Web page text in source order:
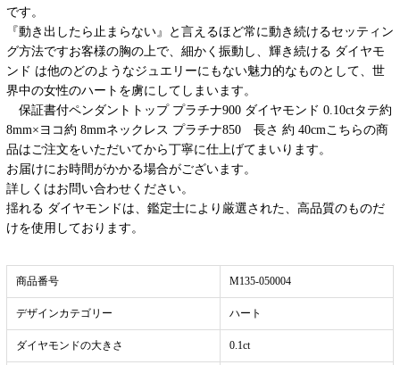
です。
『動き出したら止まらない』と言えるほど常に動き続けるセッティン
グ方法ですお客様の胸の上で、細かく振動し、輝き続ける ダイヤモ
ンド は他のどのようなジュエリーにもない魅力的なものとして、世
界中の女性のハートを虜にしてしまいます。
保証書付ペンダントトップ プラチナ900 ダイヤモンド 0.10ctタテ約
8mm×ヨコ約 8mmネックレス プラチナ850 長さ 約 40cmこちらの商
品はご注文をいただいてから丁寧に仕上げてまいります。
お届けにお時間がかかる場合がございます。
詳しくはお問い合わせください。
揺れる ダイヤモンドは、鑑定士により厳選された、高品質のものだ
けを使用しております。
商品番号 M135-050004
デザインカテゴリー ハート
ダイヤモンドの大きさ 0.1ct